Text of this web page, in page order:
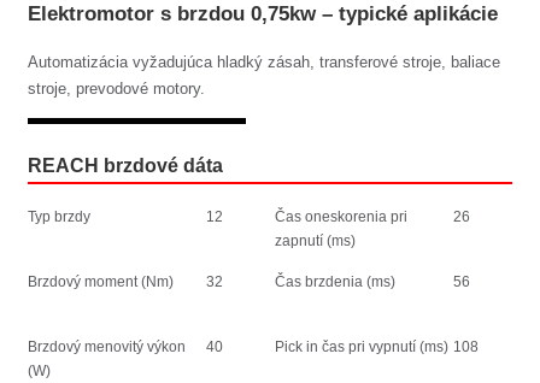
Elektromotor s brzdou 0,75kw – typické aplikácie
Automatizácia vyžadujúca hladký zásah, transferové stroje, baliace
stroje, prevodové motory.
REACH brzdové dáta
Typ brzdy 12
Brzdový moment (Nm) 32
Brzdový menovitý výkon
(W)
40
Čas oneskorenia pri
zapnutí (ms)
26
Čas brzdenia (ms) 56
Pick in čas pri vypnutí (ms) 108